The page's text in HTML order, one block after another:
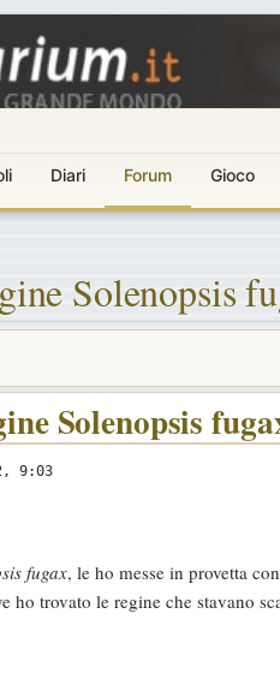
Diari Forum Gioco
Solenopsis
Solenopsis
9:03
fugax, le ho messe in provetta
ho trovato le regine che stavano